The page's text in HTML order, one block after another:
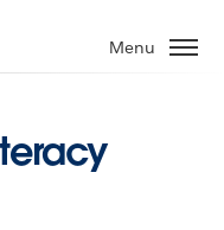
Menu